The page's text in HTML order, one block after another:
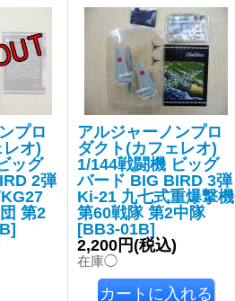
プロ
オ)
ッグ
2弾
第2
]
アルジャーノンプロ
ダクト(カフェレオ)
1/144戦闘機 ビッグ
バード BIG BIRD 3弾
Ki-21 九七式重爆撃機
第60戦隊 第2中隊
[BB3-01B]
2,200円(税込)
在庫◯